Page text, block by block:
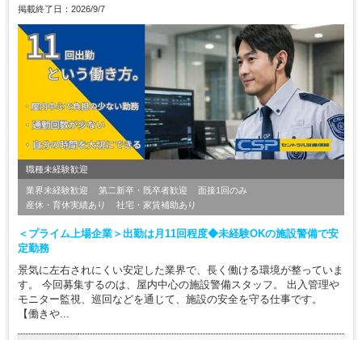
掲載終了日：2026/9/7
職種未経験歓迎
業界未経験歓迎 第二新卒・既卒者歓迎
面接1回のみ
産休・育休実績あり
社宅・家賃補助あり
＜プライム上場企業＞出勤は月11回程度◆未経験OKの施設警備で安
定勤務
景気に左右されにくい安定した業界で、長く働ける環境が整っていま
す。 今回募集するのは、屋内中心の施設警備スタッフ。 出入管理や
モニター監視、巡回などを通じて、施設の安全を守る仕事です。
【働きや...